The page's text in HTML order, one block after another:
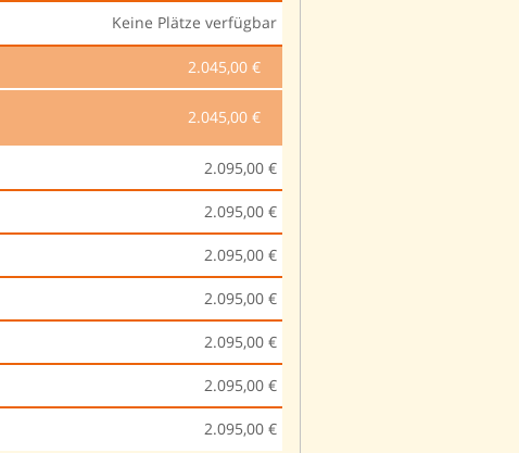
Keine Plätze verfügbar
2.045,00 €
2.045,00 €
2.095,00 €
2.095,00 €
2.095,00 €
2.095,00 €
2.095,00 €
2.095,00 €
2.095,00 €